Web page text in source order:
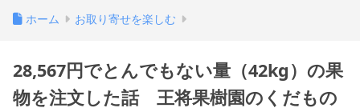
ホーム お取り寄せを楽しむ
28,567円でとんでもない量（42kg）の果
物を注文した話 王将果樹園のくだもの